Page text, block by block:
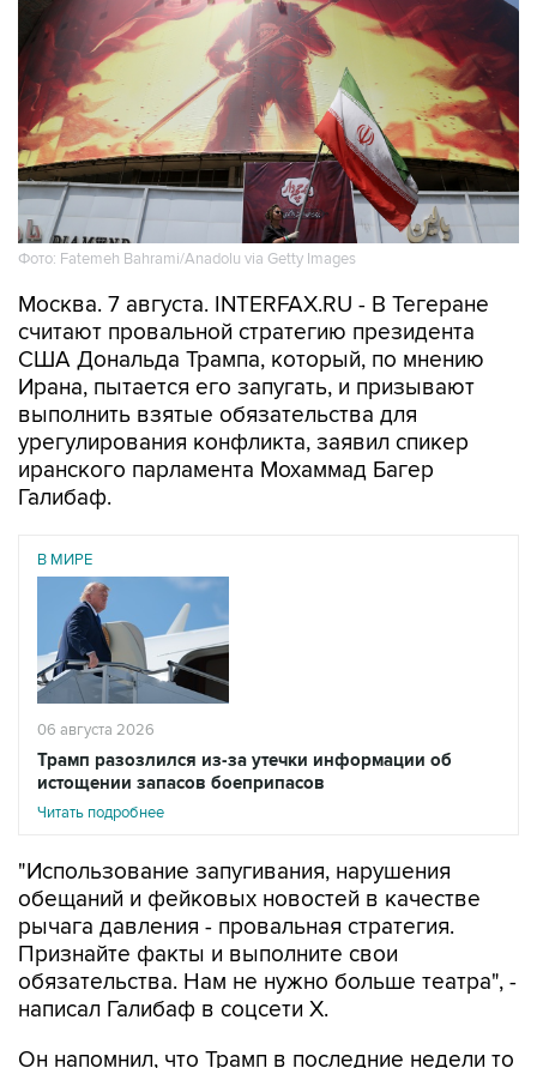
Фото: Fatemeh Bahrami/Anadolu via Getty Images
Москва. 7 августа. INTERFAX.RU - В Тегеране
считают провальной стратегию президента
США Дональда Трампа, который, по мнению
Ирана, пытается его запугать, и призывают
выполнить взятые обязательства для
урегулирования конфликта, заявил спикер
иранского парламента Мохаммад Багер
Галибаф.
В МИРЕ
06 августа 2026
Трамп разозлился из-за утечки информации об
истощении запасов боеприпасов
Читать подробнее
"Использование запугивания, нарушения
обещаний и фейковых новостей в качестве
рычага давления - провальная стратегия.
Признайте факты и выполните свои
обязательства. Нам не нужно больше театра", -
написал Галибаф в соцсети X.
Он напомнил, что Трамп в последние недели то